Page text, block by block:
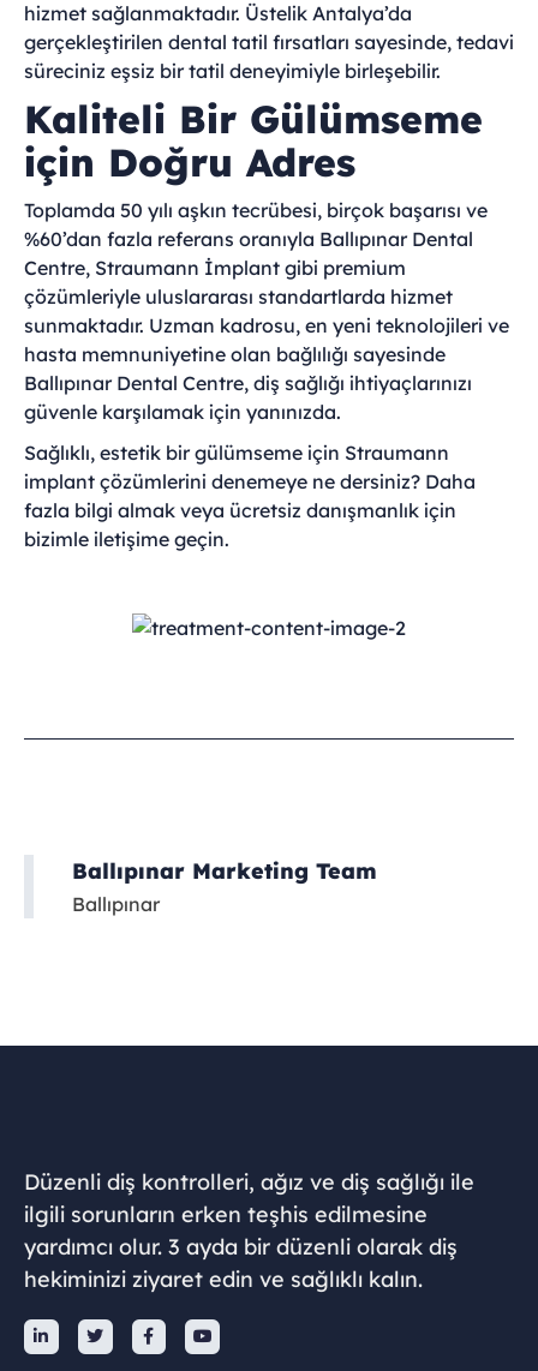
hizmet sağlanmaktadır. Üstelik Antalya’da
gerçekleştirilen dental tatil fırsatları sayesinde, tedavi
süreciniz eşsiz bir tatil deneyimiyle birleşebilir.
Kaliteli Bir Gülümseme
için Doğru Adres
Toplamda 50 yılı aşkın tecrübesi, birçok başarısı ve
%60’dan fazla referans oranıyla Ballıpınar Dental
Centre, Straumann İmplant gibi premium
çözümleriyle uluslararası standartlarda hizmet
sunmaktadır. Uzman kadrosu, en yeni teknolojileri ve
hasta memnuniyetine olan bağlılığı sayesinde
Ballıpınar Dental Centre, diş sağlığı ihtiyaçlarınızı
güvenle karşılamak için yanınızda.
Sağlıklı, estetik bir gülümseme için Straumann
implant çözümlerini denemeye ne dersiniz? Daha
fazla bilgi almak veya ücretsiz danışmanlık için
bizimle iletişime geçin.
Ballıpınar Marketing Team
Ballıpınar
Düzenli diş kontrolleri, ağız ve diş sağlığı ile
ilgili sorunların erken teşhis edilmesine
yardımcı olur. 3 ayda bir düzenli olarak diş
hekiminizi ziyaret edin ve sağlıklı kalın.
   